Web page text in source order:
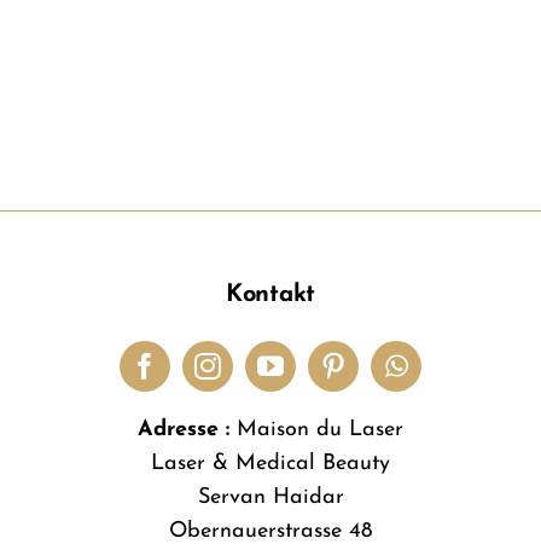
Kontakt
Adresse : Maison du Laser
Laser & Medical Beauty
Servan Haidar
Obernauerstrasse 48